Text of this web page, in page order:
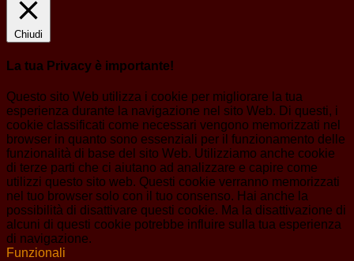
Chiudi
La tua Privacy è importante!
Questo sito Web utilizza i cookie per migliorare la tua
esperienza durante la navigazione nel sito Web. Di questi, i
cookie classificati come necessari vengono memorizzati nel
browser in quanto sono essenziali per il funzionamento delle
funzionalità di base del sito Web. Utilizziamo anche cookie
di terze parti che ci aiutano ad analizzare e capire come
utilizzi questo sito web. Questi cookie verranno memorizzati
nel tuo browser solo con il tuo consenso. Hai anche la
possibilità di disattivare questi cookie. Ma la disattivazione di
alcuni di questi cookie potrebbe influire sulla tua esperienza
di navigazione.
Funzionali